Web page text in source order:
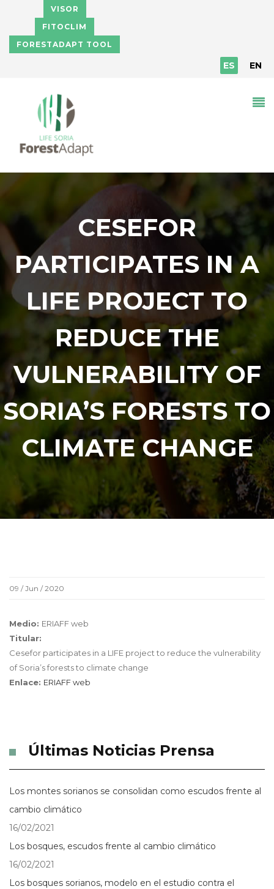
Pasar al contenido principal
VISOR
FITOCLIM
FORESTADAPT TOOL
ES EN
CESEFOR
PARTICIPATES IN A
LIFE PROJECT TO
REDUCE THE
VULNERABILITY OF
SORIA’S FORESTS TO
CLIMATE CHANGE
09 / Jun / 2020
Medio: ERIAFF web
Titular:
Cesefor participates in a LIFE project to reduce the vulnerability
of Soria’s forests to climate change
Enlace: ERIAFF web
Últimas Noticias Prensa
Los montes sorianos se consolidan como escudos frente al
cambio climático
16/02/2021
Los bosques, escudos frente al cambio climático
16/02/2021
Los bosques sorianos, modelo en el estudio contra el